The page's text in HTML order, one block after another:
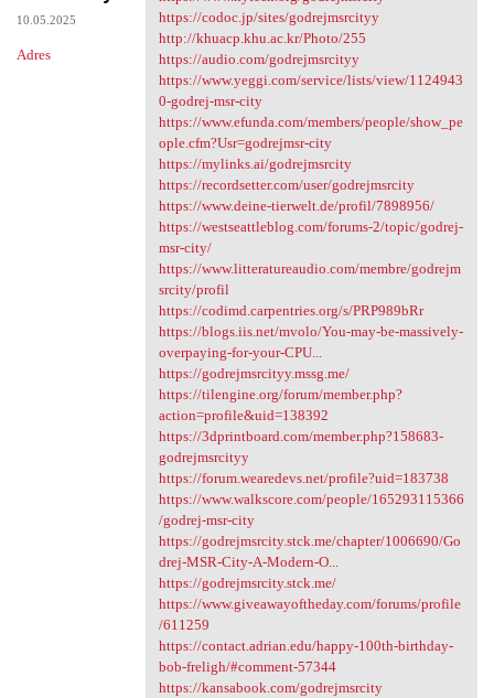
10.05.2025
Adres
https://codoc.jp/sites/godrejmsrcityy
http://khuacp.khu.ac.kr/Photo/255
https://audio.com/godrejmsrcityy
https://www.yeggi.com/service/lists/view/1124943
0-godrej-msr-city
https://www.efunda.com/members/people/show_pe
ople.cfm?Usr=godrejmsr-city
https://mylinks.ai/godrejmsrcity
https://recordsetter.com/user/godrejmsrcity
https://www.deine-tierwelt.de/profil/7898956/
https://westseattleblog.com/forums-2/topic/godrej-
msr-city/
https://www.litteratureaudio.com/membre/godrejm
srcity/profil
https://codimd.carpentries.org/s/PRP989bRr
https://blogs.iis.net/mvolo/You-may-be-massively-
overpaying-for-your-CPU...
https://godrejmsrcityy.mssg.me/
https://tilengine.org/forum/member.php?
action=profile&uid=138392
https://3dprintboard.com/member.php?158683-
godrejmsrcityy
https://forum.wearedevs.net/profile?uid=183738
https://www.walkscore.com/people/165293115366
/godrej-msr-city
https://godrejmsrcity.stck.me/chapter/1006690/Go
drej-MSR-City-A-Modern-O...
https://godrejmsrcity.stck.me/
https://www.giveawayoftheday.com/forums/profile
/611259
https://contact.adrian.edu/happy-100th-birthday-
bob-freligh/#comment-57344
https://kansabook.com/godrejmsrcity